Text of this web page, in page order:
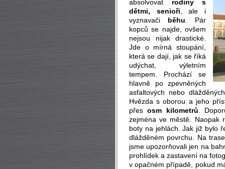
absolvovat rodiny s
dětmi, senioři , ale i
vyznavači běhu . Pár
kopců se najde, ovšem
nejsou nijak drastické.
Jde o mírná stoupání,
která se dají, jak se říká
udýchat, výletním
tempem. Prochází se
hlavně po zpevněných
asfaltových nebo
Hvězda s oborou a jeho
přesosm kilometrů .
zejména ve městě. Naopak
boty na jehlách. Jak již bylo
dlážděném povrchu. Na
jsme upozorňovali jen na
prohlídek a zastavení na
v opačném případě, pokud